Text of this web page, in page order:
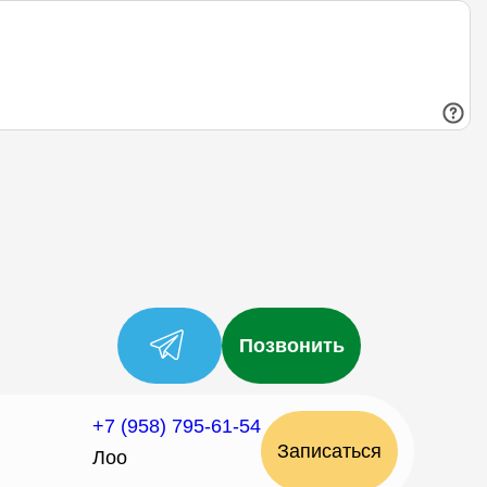
Позвонить
+7 (958) 795-61-54
Лоо
Записаться